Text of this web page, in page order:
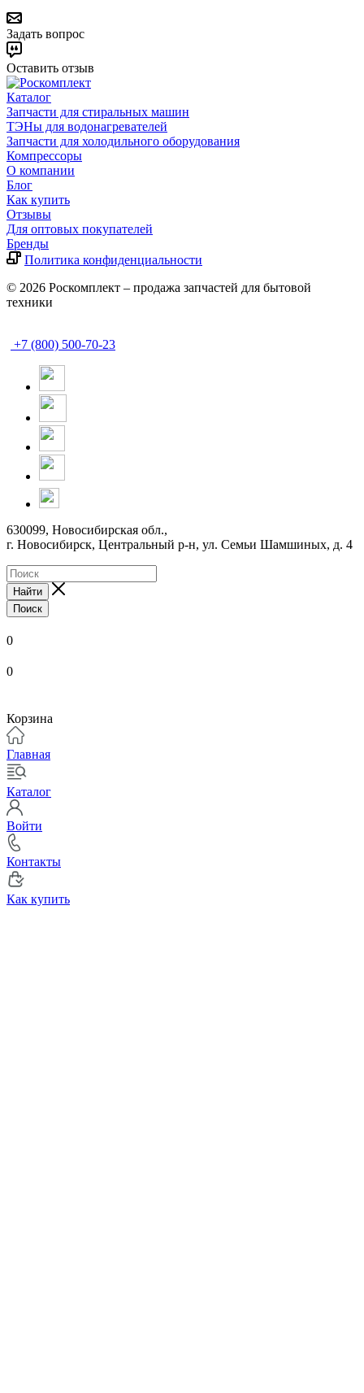
Задать вопрос
Оставить отзыв
Каталог
Запчасти для стиральных машин
ТЭНы для водонагревателей
Запчасти для холодильного оборудования
Компрессоры
О компании
Блог
Как купить
Отзывы
Для оптовых покупателей
Бренды
Политика конфиденциальности
© 2026 Роскомплект – продажа запчастей для бытовой
техники
+7 (800) 500-70-23
630099, Новосибирская обл.,
г. Новосибирск, Центральный р-н, ул. Семьи Шамшиных, д. 4
Найти
Поиск
0
0
Корзина
Главная
Каталог
Войти
Контакты
Как купить